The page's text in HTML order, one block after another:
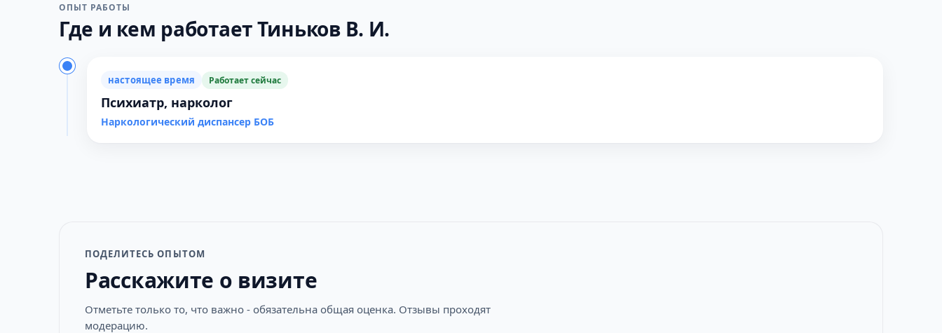
ОПЫТ РАБОТЫ
Где и кем работает Тиньков В. И.
настоящее время Работает сейчас
Психиатр, нарколог
Наркологический диспансер БОБ
ПОДЕЛИТЕСЬ ОПЫТОМ
Расскажите о визите
Отметьте только то, что важно - обязательна общая оценка. Отзывы проходят
модерацию.